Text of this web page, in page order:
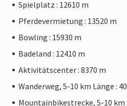
Spielplatz : 12610 m
Pferdevermietung : 13520 m
Bowling : 15930 m
Badeland : 12410 m
Aktivitätscenter : 8370 m
Wanderweg, 5-10 km Länge :
Mountainbikestrecke, 5-10 km